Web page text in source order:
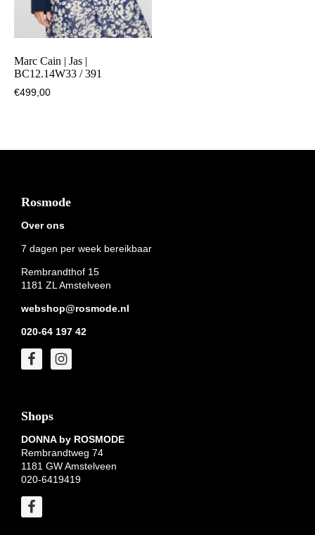
Marc Cain | Jas |
BC12.14W33 / 391
€499,00
Footer
Rosmode
Over ons
7 dagen per week bereikbaar
Rembrandthof 15
1181 ZL Amstelveen
webshop@rosmode.nl
020-64 197 42
Shops
DONNA by ROSMODE
Rembrandtweg 74
1181 GW Amstelveen
020-6419419